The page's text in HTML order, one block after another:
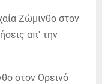
στον Ορεινό